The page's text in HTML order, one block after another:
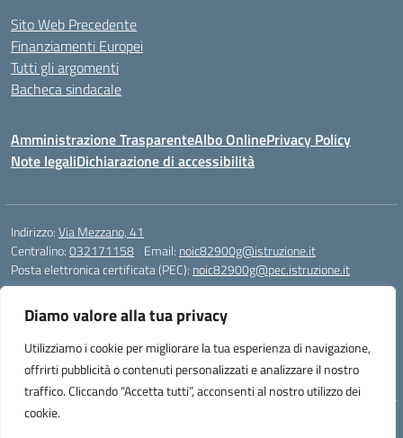
Diamo valore alla tua privacy
Utilizziamo i cookie per migliorare la tua esperienza di navigazione,
offrirti pubblicità o contenuti personalizzati e analizzare il nostro
traffico. Cliccando “Accetta tutti”, acconsenti al nostro utilizzo dei
cookie.
Sito Web Precedente
Finanziamenti Europei
Tutti gli argomenti
Bacheca sindacale
Amministrazione TrasparenteAlbo OnlinePrivacy Policy
Note legaliDichiarazione di accessibilità
Indirizzo:Via Mezzano, 41
Centralino:032171158 Email: noic82900g@istruzione.it
Posta elettronica certificata (PEC): noic82900g@pec.istruzione.it
Codice meccanografico:NOIC82900G
Codice Indice delle Pubbliche Amministrazioni (IPA): istsc_noic82900g
Codice unico di fatturazione (CUF): UFJ1I0